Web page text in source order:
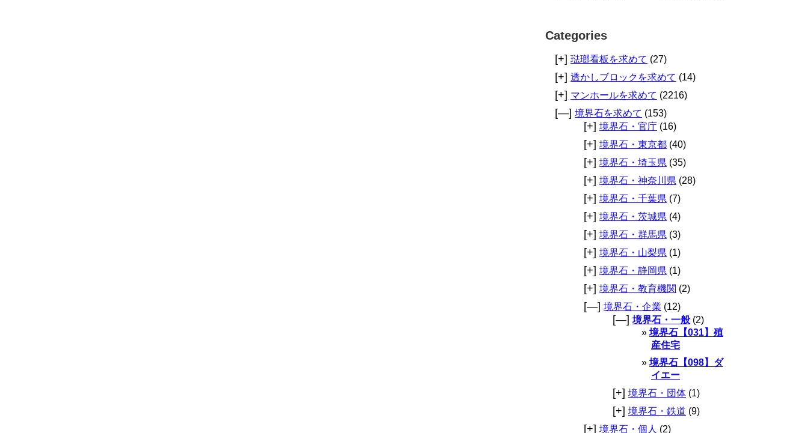
Categories
[+] 琺瑯看板を求めて (27)
[+] 透かしブロックを求めて (14)
[+] マンホールを求めて (2216)
[—] 境界石を求めて (153)
[+] 境界石・官庁 (16)
[+] 境界石・東京都 (40)
[+] 境界石・埼玉県 (35)
[+] 境界石・神奈川県 (28)
[+] 境界石・千葉県 (7)
[+] 境界石・茨城県 (4)
[+] 境界石・群馬県 (3)
[+] 境界石・山梨県 (1)
[+] 境界石・静岡県 (1)
[+] 境界石・教育機関 (2)
[—] 境界石・企業 (12)
[—] 境界石・一般 (2)
境界石【031】殖
産住宅
境界石【098】ダ
イエー
[+] 境界石・団体 (1)
[+] 境界石・鉄道 (9)
[+] 境界石・個人 (2)